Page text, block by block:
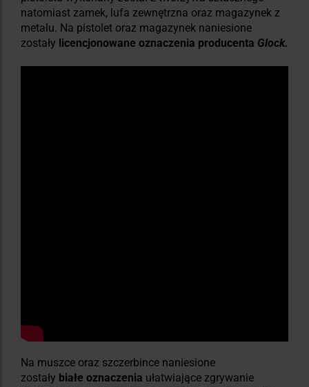
natomiast zamek, lufa zewnętrzna oraz magazynek z
metalu. Na pistolet oraz magazynek naniesione
zostały licencjonowane oznaczenia producenta Glock.
Na muszce oraz szczerbince naniesione
zostały białe oznaczenia ułatwiające zgrywanie